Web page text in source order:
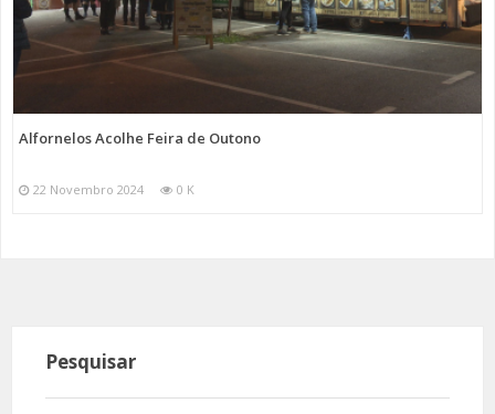
Alfornelos Acolhe Feira de Outono
22 Novembro 2024 0 K
Pesquisar